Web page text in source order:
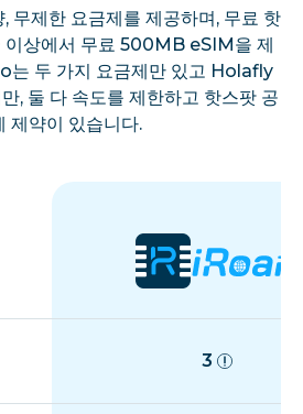
무제한 요금제를 제공하며, 무료 핫
이상에서 무료 500MB eSIM을 제
는 두 가지 요금제만 있고 Holafly
, 둘 다 속도를 제한하고 핫스팟 공
제약이 있습니다.
3